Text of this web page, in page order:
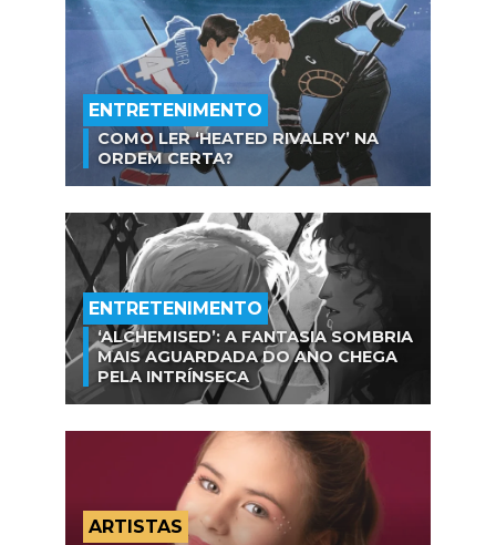
ENTRETENIMENTO
COMO LER ‘HEATED RIVALRY’ NA
ORDEM CERTA?
ENTRETENIMENTO
‘ALCHEMISED’: A FANTASIA SOMBRIA
MAIS AGUARDADA DO ANO CHEGA
PELA INTRÍNSECA
ARTISTAS